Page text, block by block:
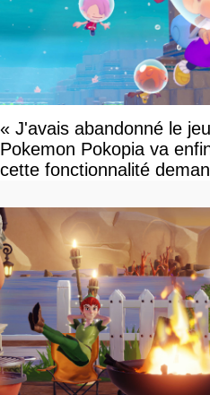
« J'avais abandonné le
Pokemon Pokopia va
cette fonctionnalité